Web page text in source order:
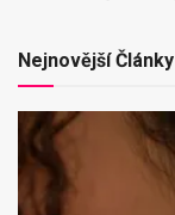
Nejnovější Články